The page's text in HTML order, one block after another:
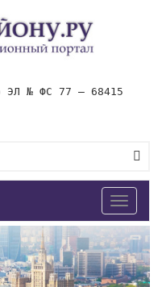
ЭЛ № ФС 77 – 68415
Toggle